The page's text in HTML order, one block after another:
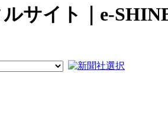
サイト｜e-